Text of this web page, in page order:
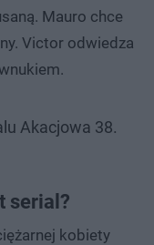
Mauro chce
Victor odwiedza
Akacjowa 38.
serial?
kobiety